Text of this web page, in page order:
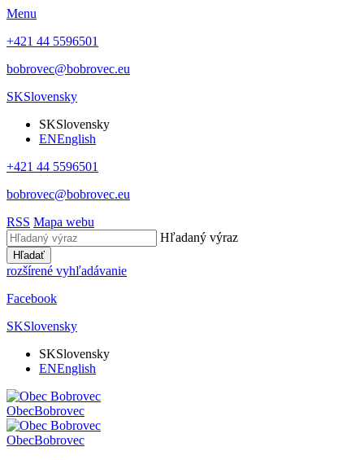
Menu
+421 44 5596501
bobrovec@bobrovec.eu
SKSlovensky
SKSlovensky
ENEnglish
+421 44 5596501
bobrovec@bobrovec.eu
RSS Mapa webu
Hľadaný výraz
Hľadať
rozšírené vyhľadávanie
Facebook
SKSlovensky
SKSlovensky
ENEnglish
ObecBobrovec
ObecBobrovec